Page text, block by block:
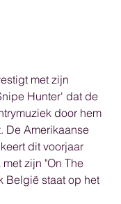
met zijn
Hunter' dat de
door hem
De Amerikaanse
dit voorjaar
zijn "On The
België staat op het